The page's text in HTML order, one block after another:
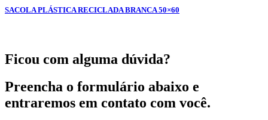
SACOLA PLÁSTICA RECICLADA BRANCA 50×60
Ficou com alguma dúvida?
Preencha o formulário abaixo e
entraremos em contato com você.